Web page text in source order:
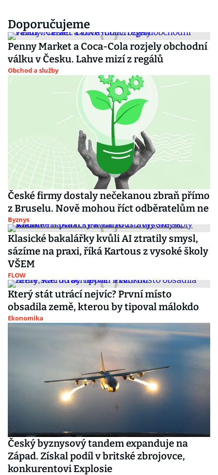
Doporučujeme
Penny Market a Coca-Cola rozjely obchodní
válku v Česku. Lahve mizí z regálů
Obchod a služby
České firmy dostaly nečekanou zbraň přímo
z Bruselu. Nově mohou říct odběratelům ne
Byznys
Klasické bakalářky kvůli AI ztratily smysl,
sázíme na praxi, říká Kartous z vysoké školy
VŠEM
FLOW
Který stát utrácí nejvíc? První místo
obsadila země, kterou by tipoval málokdo
Ekonomika
Český byznysový tandem expanduje na
Západ. Získal podíl v britské zbrojovce,
konkurentovi Explosie